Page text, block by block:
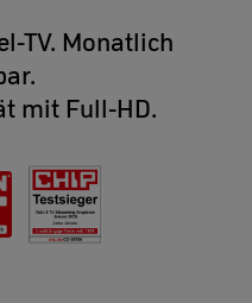
TV. Monatlich
mit Full-HD.